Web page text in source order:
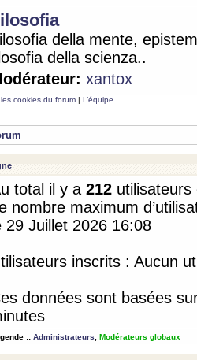
della mente,
della scienza..
xantox
cookies du forum | L’équipe
total il y a 212
nombre maximum
29 Juillet 2026 16:08
inscrits : Aucun
données sont basées
:: Administrateurs Modérateurs globaux